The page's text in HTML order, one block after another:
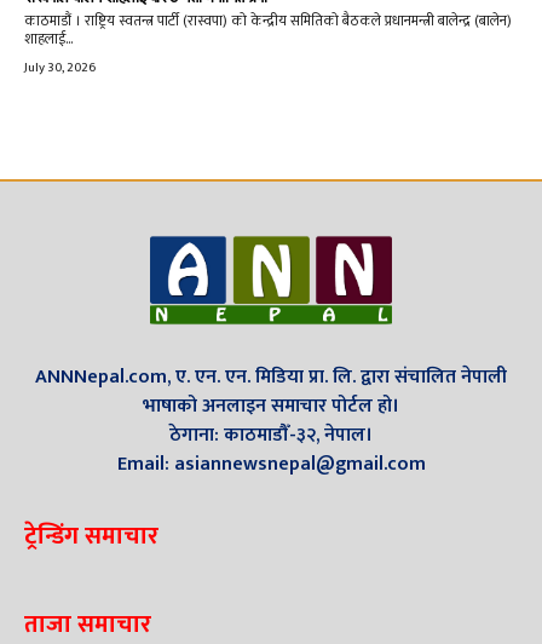
काठमाडौं । राष्ट्रिय स्वतन्त्र पार्टी (रास्वपा) को केन्द्रीय समितिको बैठकले प्रधानमन्त्री बालेन्द्र (बालेन)
शाहलाई...
July 30, 2026
ANNNepal.com, ए. एन. एन. मिडिया प्रा. लि. द्वारा संचालित नेपाली
भाषाको अनलाइन समाचार पोर्टल हो।
ठेगाना: काठमाडौँ-३२, नेपाल।
Email: asiannewsnepal@gmail.com
ट्रेन्डिंग समाचार
ताजा समाचार